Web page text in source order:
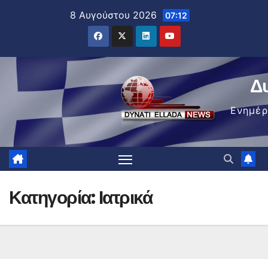
8 Αυγούστου 2026 07:12
Κατηγορία: Ιατρικά